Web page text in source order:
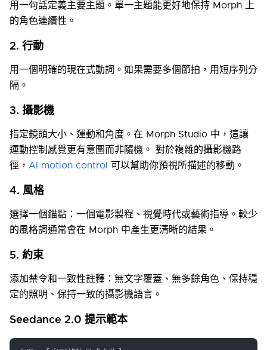
用一句話定義主要主題。單一主題能更好地保持 Morph 上
的角色連續性。
2. 行動
用一個明確的現在式動詞。如果需要多個節拍，用短序列分
隔。
3. 攝影機
指定鏡頭大小、運動和角度。在 Morph Studio 中，這讓
運動控制感覺更有意圖而非隨機。 對於複雜的攝影機路
徑， AI motion control 可以幫助你預視所描述的移動。
4. 風格
選擇一個錨點：一個電影製程、視覺時代或藝術指導。較少
的風格詞通常會在 Morph 中產生更清晰的結果。
5. 約束
添加禁令和一致性註釋：無文字覆蓋、無多餘角色、保持穩
定的照明、保持一致的攝影機語言。
Seedance 2.0 提示範本